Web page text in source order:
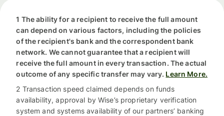
1 The ability for a recipient to receive the full amount
can depend on various factors, including the policies
of the recipient's bank and the correspondent bank
network. We cannot guarantee that a recipient will
receive the full amount in every transaction. The actual
outcome of any specific transfer may vary. Learn More.
2 Transaction speed claimed depends on funds
availability, approval by Wise’s proprietary verification
system and systems availability of our partners’ banking